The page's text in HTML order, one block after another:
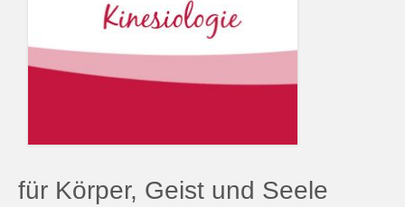
für Körper, Geist und Seele